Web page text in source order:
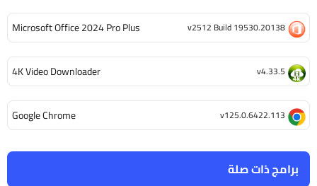
برامج ذات صلة
Microsoft Office 2024 Pro Plus v2512 Build 19530.20138
4K Video Downloader v4.33.5
Google Chrome v125.0.6422.113